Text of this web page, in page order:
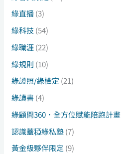
綠直播(3)
綠科技 (54)
綠職涯(22)
綠規則 (10)
綠證照/綠檢定 (21)
綠讀書(4)
綠顧問360．全方位賦能陪跑計畫
認識蓋稏綠私塾(7)
黃金級夥伴限定 (9)